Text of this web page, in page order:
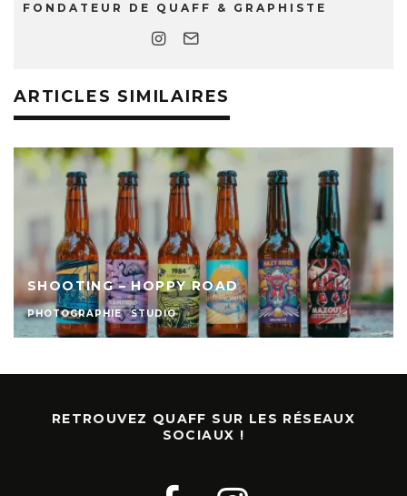
FONDATEUR DE QUAFF & GRAPHISTE
ARTICLES SIMILAIRES
SHOOTING – HOPPY ROAD
PHOTOGRAPHIE STUDIO
RETROUVEZ QUAFF SUR LES RÉSEAUX
SOCIAUX !